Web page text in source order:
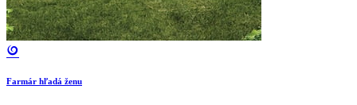
Farmár hľadá ženu